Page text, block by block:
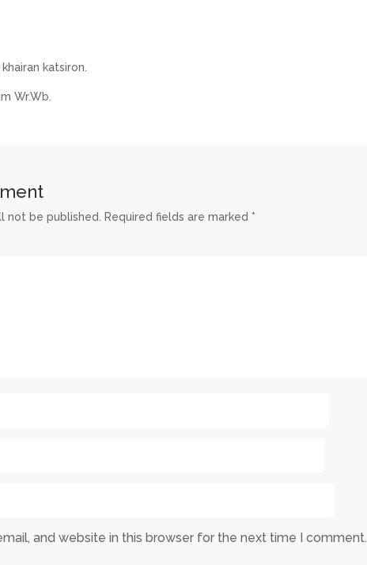
katsiron.
Wr.Wb.
not be published. Required fields are marked *
and website in this browser for the next time I comment.